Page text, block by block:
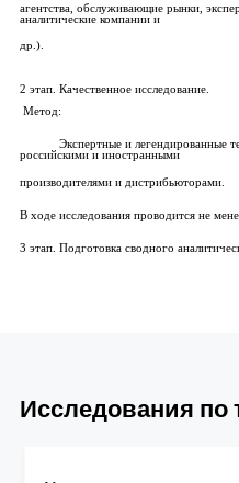
агентства, обслуживающие рынки,
аналитические компании и
др.).
2 этап. Качественное исследование.
Метод:
Экспертные и легендированные
российскими и иностранными
производителями и дистрибьюторами.
В ходе исследования проводится не
3 этап. Подготовка сводного
Исследования по